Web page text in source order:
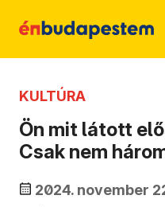
KULTÚRA
Ön mit látott
Csak nem
2024. november